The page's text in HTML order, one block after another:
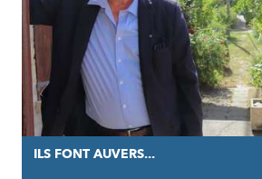
ILS FONT AUVERS...